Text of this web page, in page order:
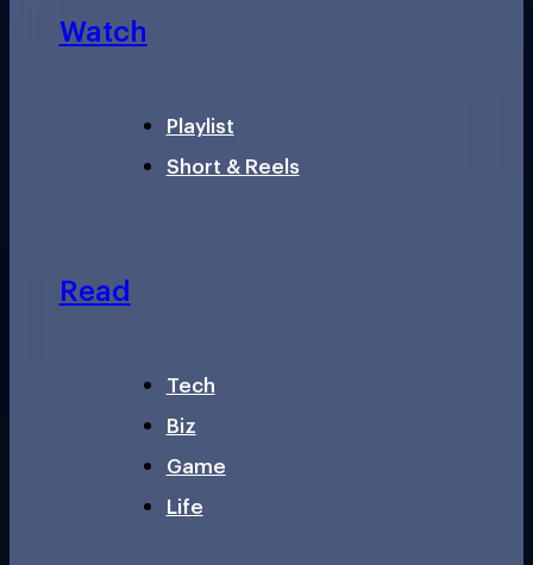
Watch
Playlist
Short & Reels
Read
Tech
Biz
Game
Life